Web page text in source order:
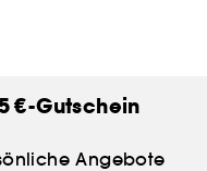
€-Gutschein
Angebote